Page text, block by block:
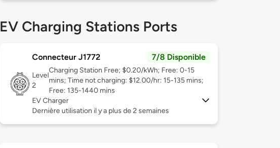
EV Charging Stations Ports
Connecteur J1772 7/8 Disponible
Level
2
Charging Station Free; $0.20/kWh; Free: 0-15
mins; Time not charging: $12.00/hr: 15-135 mins;
Free: 135-1440 mins
EV Charger
Dernière utilisation il y a plus de 2 semaines